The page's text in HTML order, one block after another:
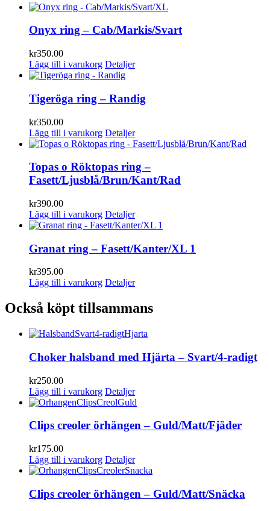
Onyx ring – Cab/Markis/Svart
kr350.00
Lägg till i varukorg Detaljer
Tigeröga ring – Randig
kr350.00
Lägg till i varukorg Detaljer
Topas o Röktopas ring –
Fasett/Ljusblå/Brun/Kant/Rad
kr390.00
Lägg till i varukorg Detaljer
Granat ring – Fasett/Kanter/XL 1
kr395.00
Lägg till i varukorg Detaljer
Också köpt tillsammans
Choker halsband med Hjärta – Svart/4-radigt
kr250.00
Lägg till i varukorg Detaljer
Clips creoler örhängen – Guld/Matt/Fjäder
kr175.00
Lägg till i varukorg Detaljer
Clips creoler örhängen – Guld/Matt/Snäcka